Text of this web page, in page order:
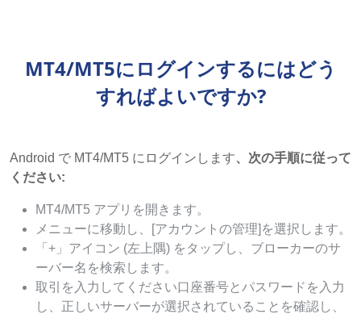
MT4/MT5にログインするにはどう
すればよいですか?
Android で MT4/MT5 にログインします、次の手順に従って
ください:
MT4/MT5 アプリを開きます。
メニューに移動し、[アカウントの管理]を選択します。
「+」アイコン (左上隅) をタップし、ブローカーのサ
ーバー名を検索します。
取引を入力してください口座番号とパスワードを入力
し、正しいサーバーが選択されていることを確認し、